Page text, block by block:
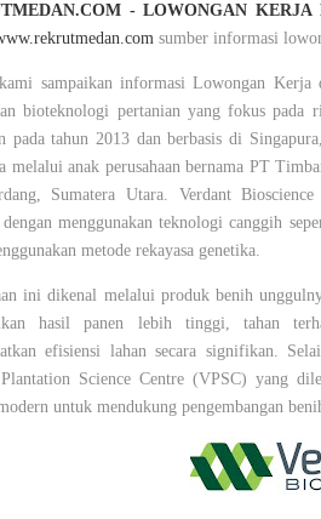
- LOWONGAN KERJA
sumber informasi
sampaikan informasi Lowongan Kerja
bioteknologi pertanian yang fokus pada
pada tahun 2013 dan berbasis di
melalui anak perusahaan bernama PT
Sumatera Utara. Verdant
dengan menggunakan teknologi canggih
metode rekayasa genetika.
ini dikenal melalui produk benih
hasil panen lebih tinggi, tahan
efisiensi lahan secara signifikan.
Science Centre (VPSC) yang
untuk mendukung pengembangan